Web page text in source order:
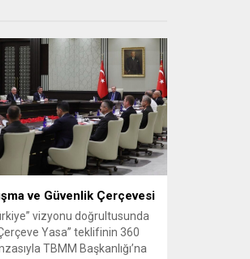
ve Güvenlik Çerçevesi
vizyonu doğrultusunda
Yasa” teklifinin 360
TBMM Başkanlığı’na